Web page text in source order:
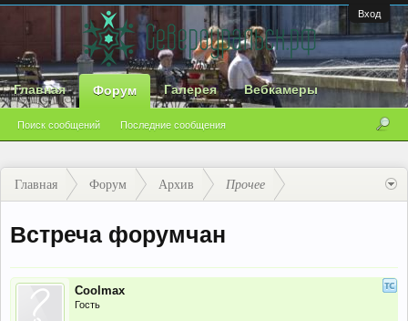
Вход
Главная Форум
Поиск сообщений Последние сообщения
Галерея Вебкамеры
Главная Форум Архив Прочее
Встреча форумчан
Coolmax
Гость